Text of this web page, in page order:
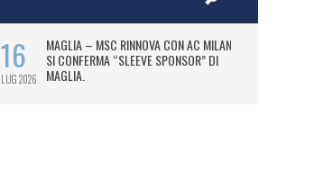
16
LUG 2026
MAGLIA – MSC RINNOVA CON AC MILAN E
SI CONFERMA “SLEEVE SPONSOR” DI
MAGLIA.